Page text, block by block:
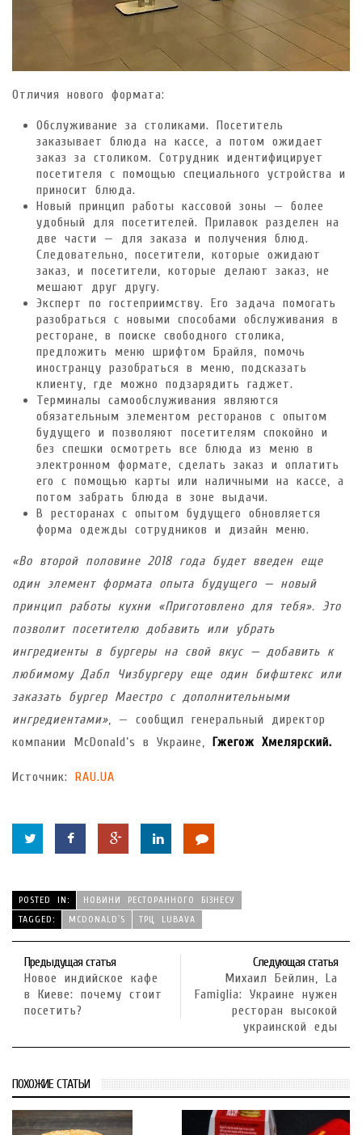
Отличия нового формата:
Обслуживание за столиками. Посетитель
заказывает блюда на кассе, а потом ожидает
заказ за столиком. Сотрудник идентифицирует
посетителя с помощью специального устройства и
приносит блюда.
Новый принцип работы кассовой зоны — более
удобный для посетителей. Прилавок разделен на
две части — для заказа и получения блюд.
Следовательно, посетители, которые ожидают
заказ, и посетители, которые делают заказ, не
мешают друг другу.
Эксперт по гостеприимству. Его задача помогать
разобраться с новыми способами обслуживания в
ресторане, в поиске свободного столика,
предложить меню шрифтом Брайля, помочь
иностранцу разобраться в меню, подсказать
клиенту, где можно подзарядить гаджет.
Терминалы самообслуживания являются
обязательным элементом ресторанов с опытом
будущего и позволяют посетителям спокойно и
без спешки осмотреть все блюда из меню в
электронном формате, сделать заказ и оплатить
его с помощью карты или наличными на кассе, а
потом забрать блюда в зоне выдачи.
В ресторанах с опытом будущего обновляется
форма одежды сотрудников и дизайн меню.
«Во второй половине 2018 года будет введен еще
один элемент формата опыта будущего — новый
принцип работы кухни «Приготовлено для тебя». Это
позволит посетителю добавить или убрать
ингредиенты в бургеры на свой вкус — добавить к
любимому Дабл Чизбургеру еще один бифштекс или
заказать бургер Маестро с дополнительными
ингредиентами», — сообщил генеральный директор
компании McDonald’s в Украине, Гжегож Хмелярский.
Источник: RAU.UA
POSTED IN:
НОВИНИ РЕСТОРАННОГО БІЗНЕСУ
TAGGED:
MCDONALD`S ТРЦ LUBAVA
Предыдущая статья
Новое индийское кафе
в Киеве: почему стоит
посетить?
Следующая статья
Михаил Бейлин, La
Famiglia: Украине нужен
ресторан высокой
украинской еды
ПОХОЖИЕ СТАТЬИ